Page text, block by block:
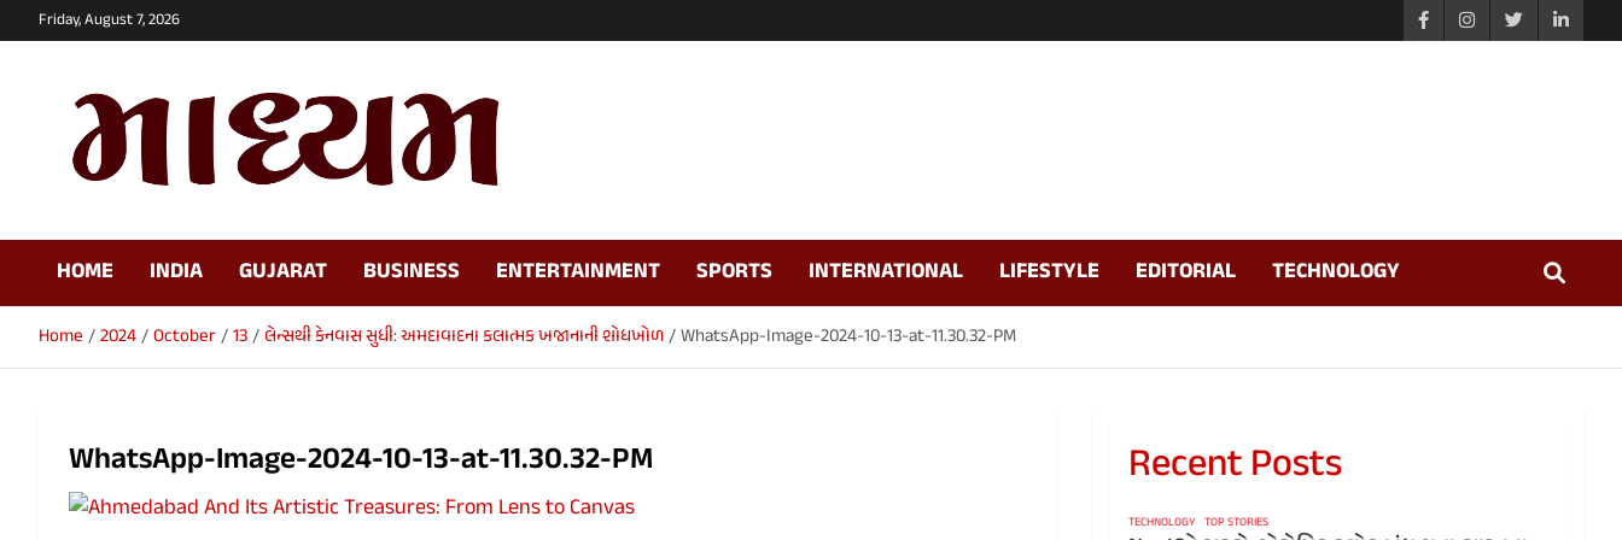
to
Friday, August 7, 2026
Maadhyam News –
Latest News, Breaking
News and Editorials
HOME INDIA GUJARAT BUSINESS ENTERTAINMENT SPORTS INTERNATIONAL LIFESTYLE EDITORIAL TECHNOLOGY
Home 2024 October 13 લેન્સથી કેનવાસ સુધી: અમદાવાદના કલાત્મક ખજાનાની શોધખોળ WhatsApp-Image-2024-10-13-at-11.30.32-PM
WhatsApp-Image-2024-10-13-at-11.30.32-PM Recent Posts
TECHNOLOGY TOP STORIES